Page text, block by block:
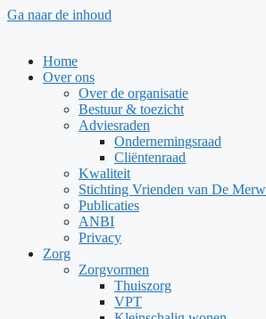
Ga naar de inhoud
Home
Over ons
Over de organisatie
Bestuur & toezicht
Adviesraden
Ondernemingsraad
Cliëntenraad
Kwaliteit
Stichting Vrienden van De
Publicaties
ANBI
Privacy
Zorg
Zorgvormen
Thuiszorg
VPT